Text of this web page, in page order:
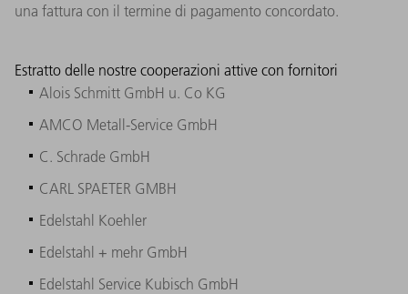
una fattura con il termine di pagamento concordato.
Estratto delle nostre cooperazioni attive con fornitori
Alois Schmitt GmbH u. Co KG
AMCO Metall-Service GmbH
C. Schrade GmbH
CARL SPAETER GMBH
Edelstahl Koehler
Edelstahl + mehr GmbH
Edelstahl Service Kubisch GmbH